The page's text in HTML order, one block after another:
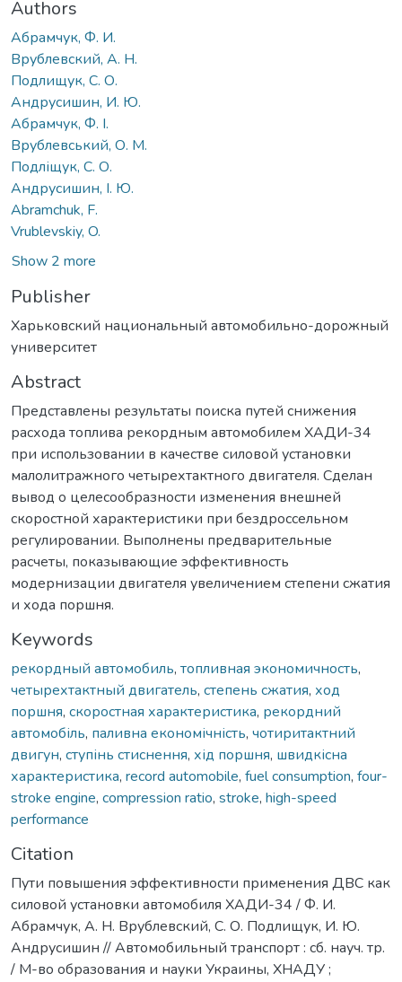
Authors
Абрамчук, Ф. И.
Врублевский, А. Н.
Подлищук, С. О.
Андрусишин, И. Ю.
Абрамчук, Ф. І.
Врублевський, О. М.
Подліщук, С. О.
Андрусишин, І. Ю.
Abramchuk, F.
Vrublevskiy, O.
Show 2 more
Publisher
Харьковский национальный автомобильно-дорожный
университет
Abstract
Представлены результаты поиска путей снижения
расхода топлива рекордным автомобилем ХАДИ-34
при использовании в качестве силовой установки
малолитражного четырехтактного двигателя. Сделан
вывод о целесообразности изменения внешней
скоростной характеристики при бездроссельном
регулировании. Выполнены предварительные
расчеты, показывающие эффективность
модернизации двигателя увеличением степени сжатия
и хода поршня.
Keywords
рекордный автомобиль, топливная экономичность,
четырехтактный двигатель, степень сжатия, ход
поршня, скоростная характеристика, рекордний
автомобіль, паливна економічність, чотиритактний
двигун, ступінь стиснення, хід поршня, швидкісна
характеристика, record automobile, fuel consumption, four-
stroke engine, compression ratio, stroke, high-speed
performance
Citation
Пути повышения эффективности применения ДВС как
силовой установки автомобиля ХАДИ-34 / Ф. И.
Абрамчук, А. Н. Врублевский, С. О. Подлищук, И. Ю.
Андрусишин // Автомобильный транспорт : сб. науч. тр.
/ М-во образования и науки Украины, ХНАДУ ;